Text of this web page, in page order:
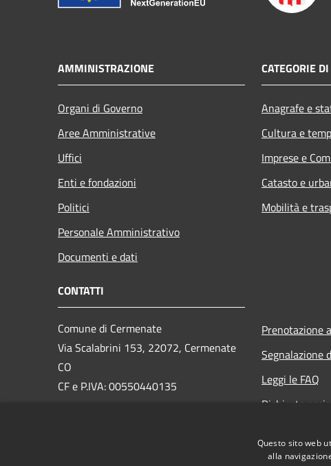
AMMINISTRAZIONE
Organi di Governo
Aree Amministrative
Uffici
Enti e fondazioni
Politici
Personale Amministrativo
Documenti e dati
CATEGORIE
Anagrafe e
Cultura e
Imprese e
Catasto e
Mobilità e
CONTATTI
Comune di Cermenate
Via Scalabrini 153, 22072, Cermenate
CO
CF e P.IVA: 00550440135
Prenotazione
Segnalazione
Leggi le FAQ
Richiesta
Questo sito web
alla